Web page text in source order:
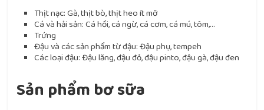
Thịt nạc: Gà, thịt bò, thịt heo ít mỡ
Cá và hải sản: Cá hồi, cá ngừ, cá cơm, cá mú, tôm,…
Trứng
Đậu và các sản phẩm từ đậu: Đậu phụ, tempeh
Các loại đậu: Đậu lăng, đậu đỏ, đậu pinto, đậu gà, đậu đen
Sản phẩm bơ sữa